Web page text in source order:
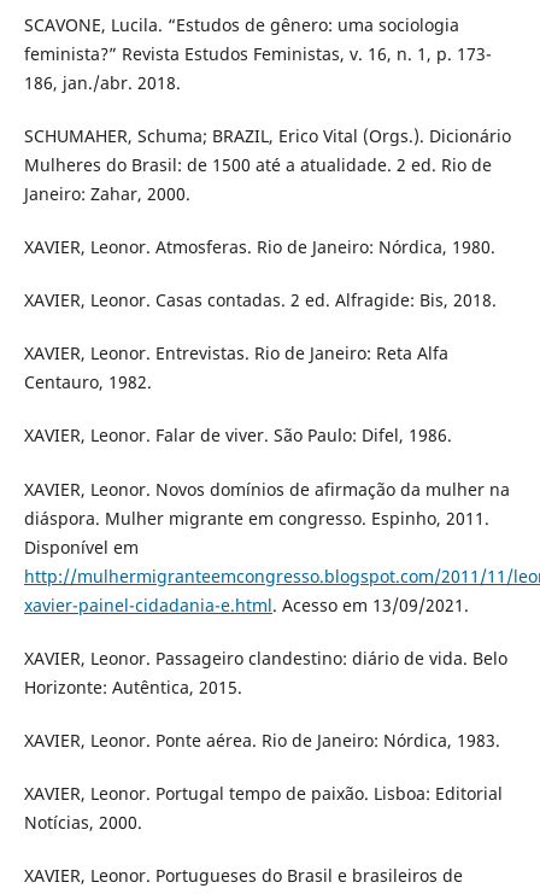
SCAVONE, Lucila. “Estudos de gênero: uma sociologia
feminista?” Revista Estudos Feministas, v. 16, n. 1, p. 173-
186, jan./abr. 2018.
SCHUMAHER, Schuma; BRAZIL, Erico Vital (Orgs.). Dicionário
Mulheres do Brasil: de 1500 até a atualidade. 2 ed. Rio de
Janeiro: Zahar, 2000.
XAVIER, Leonor. Atmosferas. Rio de Janeiro: Nórdica, 1980.
XAVIER, Leonor. Casas contadas. 2 ed. Alfragide: Bis, 2018.
XAVIER, Leonor. Entrevistas. Rio de Janeiro: Reta Alfa
Centauro, 1982.
XAVIER, Leonor. Falar de viver. São Paulo: Difel, 1986.
XAVIER, Leonor. Novos domínios de afirmação da mulher na
diáspora. Mulher migrante em congresso. Espinho, 2011.
Disponível em
http://mulhermigranteemcongresso.blogspot.com/2011/11/
xavier-painel-cidadania-e.html. Acesso em 13/09/2021.
XAVIER, Leonor. Passageiro clandestino: diário de vida. Belo
Horizonte: Autêntica, 2015.
XAVIER, Leonor. Ponte aérea. Rio de Janeiro: Nórdica, 1983.
XAVIER, Leonor. Portugal tempo de paixão. Lisboa: Editorial
Notícias, 2000.
XAVIER, Leonor. Portugueses do Brasil e brasileiros de